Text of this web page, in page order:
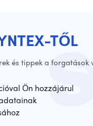
TŐL
és tippek a forgatások
Ön hozzájárul